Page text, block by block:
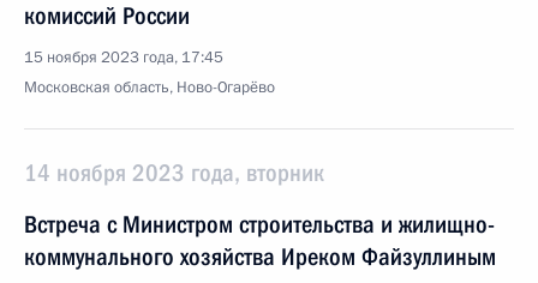
комиссий России
15 ноября 2023 года, 17:45
Московская область, Ново-Огарёво
14 ноября 2023 года, вторник
Встреча с Министром строительства и жилищно-
коммунального хозяйства Иреком Файзуллиным